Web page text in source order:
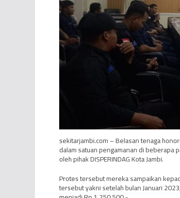
sekitarjambi.com – Belasan tenaga
dalam satuan pengamanan di beberapa
oleh pihak DISPERINDAG Kota Jambi.
Protes tersebut mereka sampaikan
tersebut yakni setelah bulan Januari